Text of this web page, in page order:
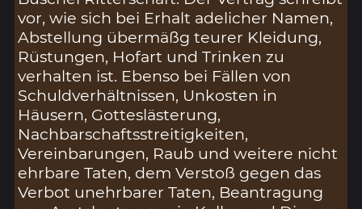
vor, wie sich bei Erhalt adelicher Namen,
Abstellung übermäßg teurer Kleidung,
Rüstungen, Hofart und Trinken zu
verhalten ist. Ebenso bei Fällen von
Schuldverhältnissen, Unkosten in
Häusern, Gotteslästerung,
Nachbarschaftsstreitigkeiten,
Vereinbarungen, Raub und weitere nicht
ehrbare Taten, dem Verstoß gegen das
Verbot unehrbarer Taten, Beantragung